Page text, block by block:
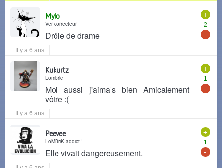
+
2
-
Mylo
Ver correcteur
Drôle de drame
Il y a 6 ans
+
1
-
Kukurtz
Lombric
Moi aussi j'aimais bien Amicalement
vôtre :(
Il y a 6 ans
+
1
-
Peevee
LoMBriK addict !
Elle vivait dangereusement.